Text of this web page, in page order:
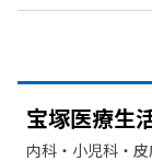
宝塚医療生
内科・​小児科・​